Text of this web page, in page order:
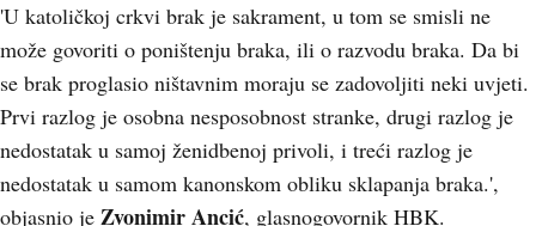
'U katoličkoj crkvi brak je sakrament, u tom se smisli ne
može govoriti o poništenju braka, ili o razvodu braka. Da bi
se brak proglasio ništavnim moraju se zadovoljiti neki uvjeti.
Prvi razlog je osobna nesposobnost stranke, drugi razlog je
nedostatak u samoj ženidbenoj privoli, i treći razlog je
nedostatak u samom kanonskom obliku sklapanja braka.',
objasnio je Zvonimir Ancić, glasnogovornik HBK.